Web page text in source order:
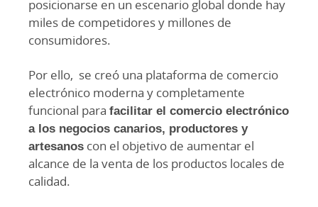
posicionarse en un escenario global donde hay
miles de competidores y millones de
consumidores.
Por ello, se creó una plataforma de comercio
electrónico moderna y completamente
funcional para facilitar el comercio electrónico
a los negocios canarios, productores y
artesanos con el objetivo de aumentar el
alcance de la venta de los productos locales de
calidad.